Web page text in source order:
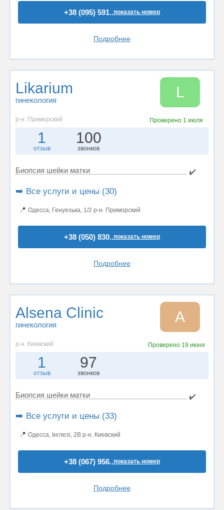
+38 (095) 591..показать номер
Подробнее
Likarium
гинекология L
р-н. Приморский Проверено 1 июля
1
отзыв
100
звонков
Биопсия шейки матки ✔️
➡️ Все услуги и цены (30)
📍 Одесса, Генуезька, 1/2 р-н. Приморский
+38 (050) 830..показать номер
Подробнее
Alsena Clinic
гинекология A
р-н. Киевский Проверено 19 июня
1
отзыв
97
звонков
Биопсия шейки матки ✔️
➡️ Все услуги и цены (33)
📍 Одесса, Інглезі, 2В р-н. Киевский
+38 (067) 956..показать номер
Подробнее